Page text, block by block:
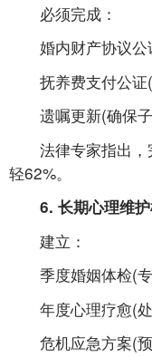
必须完成：
婚内财产协议公
抚养费支付公证(
遗嘱更新(确保子
法律专家指出，
轻62%。
6. 长期心理维
建立：
季度婚姻体检(专
年度心理疗愈(处
危机应急方案(预